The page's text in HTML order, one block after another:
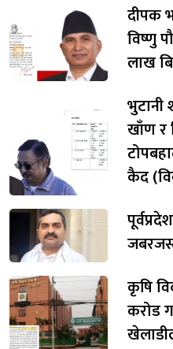
दीपक
विष्णु
लाख
भुटानी
खाँण र
कैद
कृषि
करोड